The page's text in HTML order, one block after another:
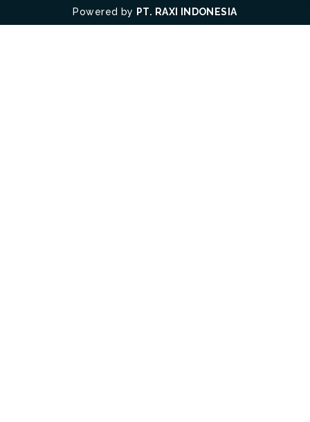
Powered by PT. RAXI INDONESIA